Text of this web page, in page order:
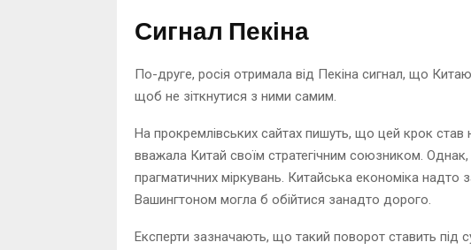
Сигнал Пекіна
По-друге, росія отримала від Пекіна сигнал, що
щоб не зіткнутися з ними самим.
На прокремлівських сайтах пишуть, що цей крок
вважала Китай своїм стратегічним союзником.
прагматичних міркувань. Китайська економіка надто
Вашингтоном могла б обійтися занадто дорого.
Експерти зазначають, що такий поворот ставить під